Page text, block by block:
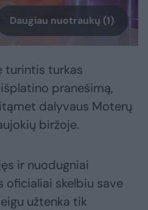
Daugiau nuotraukų (1)
turintis turkas
pranešimą,
dalyvaus Moterų
biržoje.
ir nuodugniai
oficialiai skelbiu save
užtenka tik